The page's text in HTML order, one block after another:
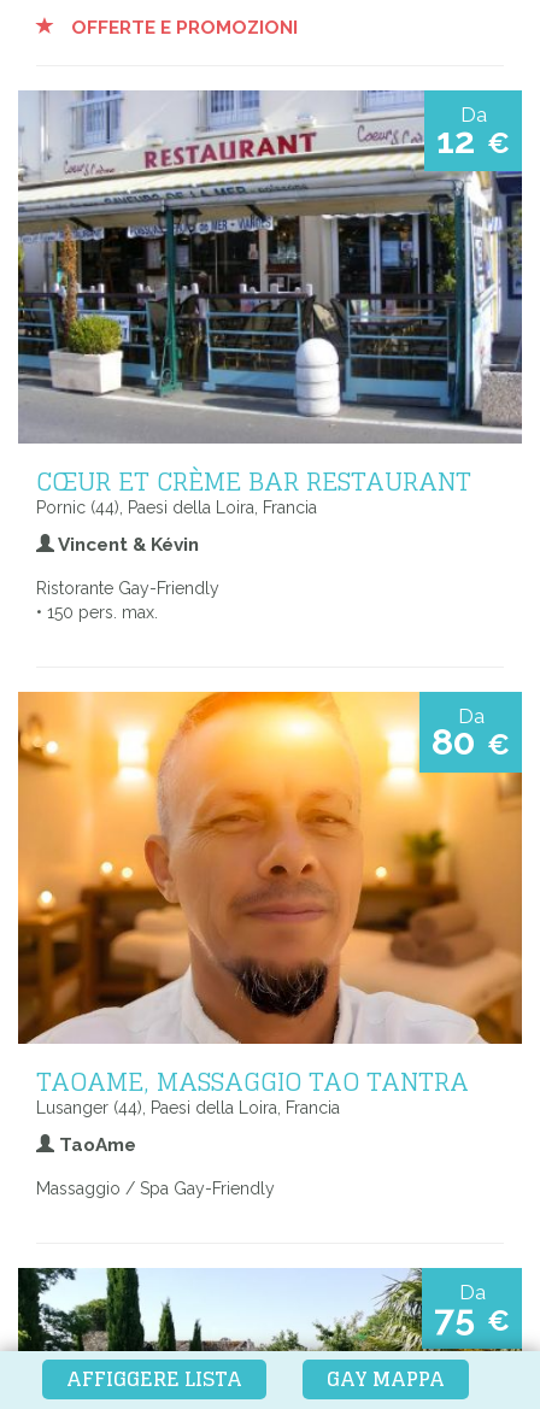
OFFERTE E PROMOZIONI
Da
12 €
CŒUR ET CRÈME BAR RESTAURANT
Pornic (44), Paesi della Loira, Francia
Vincent & Kévin
Ristorante Gay-Friendly
• 150 pers. max.
Da
80 €
TAOAME, MASSAGGIO TAO TANTRA
Lusanger (44), Paesi della Loira, Francia
TaoAme
Massaggio / Spa Gay-Friendly
Da
75 €
AFFIGGERE LISTA GAY MAPPA